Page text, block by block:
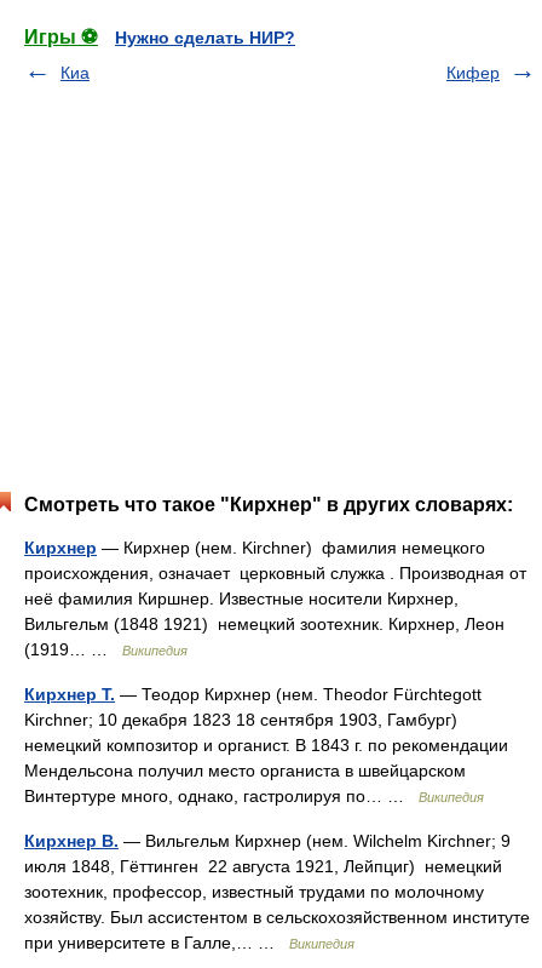
Игры ⚽
Нужно сделать НИР?
Киа
Кифер
Смотреть что такое "Кирхнер" в других словарях:
Кирхнер — Кирхнер (нем. Kirchner) фамилия немецкого
происхождения, означает церковный служка . Производная от
неё фамилия Киршнер. Известные носители Кирхнер,
Вильгельм (1848 1921) немецкий зоотехник. Кирхнер, Леон
(1919… …
Википедия
Кирхнер Т. — Теодор Кирхнер (нем. Theodor Fürchtegott
Kirchner; 10 декабря 1823 18 сентября 1903, Гамбург)
немецкий композитор и органист. В 1843 г. по рекомендации
Мендельсона получил место органиста в швейцарском
Винтертуре много, однако, гастролируя по… …
Википедия
Кирхнер В. — Вильгельм Кирхнер (нем. Wilchelm Kirchner; 9
июля 1848, Гёттинген 22 августа 1921, Лейпциг) немецкий
зоотехник, профессор, известный трудами по молочному
хозяйству. Был ассистентом в сельскохозяйственном институте
при университете в Галле,… …
Википедия